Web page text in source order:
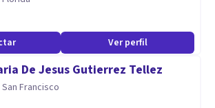
Ver perfil
De Jesus Gutierrez Tellez
San Francisco